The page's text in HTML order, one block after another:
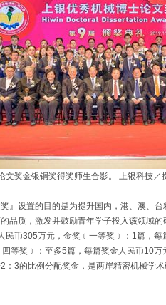
文奖金银铜奖得奖师生合影。 上银科技／
奖』设置的目的是为提升国内，港、澳、
品质，激发并鼓励青年学子投入该领域
民币305万元，金奖﹝一等奖﹞：1篇，
等奖﹞：至多5篇，每篇奖金人民币10
：3的比例分配奖金，是两岸精密机械学